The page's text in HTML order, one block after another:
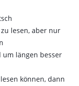
lesen, aber nur
um längen besser
können, dann